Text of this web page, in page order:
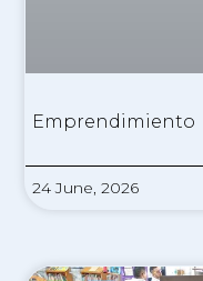
Emprendimiento
24 June, 2026